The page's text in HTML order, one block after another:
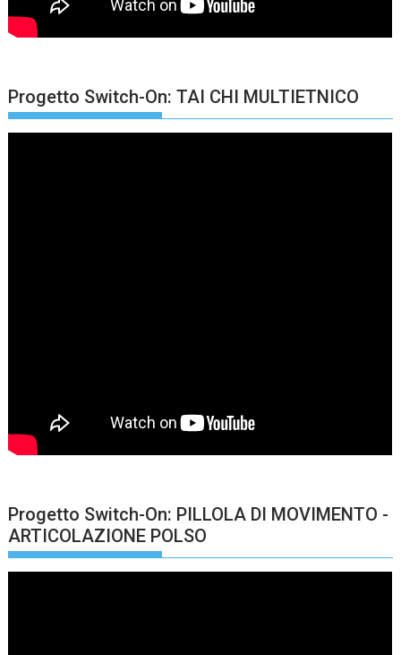
Progetto Switch-On: TAI CHI MULTIETNICO
Progetto Switch-On: PILLOLA DI MOVIMENTO -
ARTICOLAZIONE POLSO